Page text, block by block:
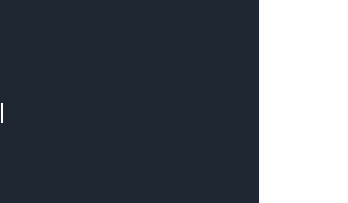
internetowych na